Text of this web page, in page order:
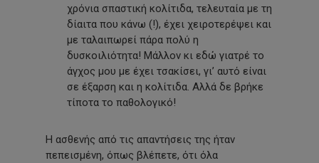
χρόνια σπαστική κολίτιδα, τελευταία με τη
δίαιτα που κάνω (!), έχει χειροτερέψει και
με ταλαιπωρεί πάρα πολύ η
δυσκοιλιότητα! Μάλλον κι εδώ γιατρέ το
άγχος μου με έχει τσακίσει, γι’ αυτό είναι
σε έξαρση και η κολίτιδα. Αλλά δε βρήκε
τίποτα το παθολογικό!
Η ασθενής από τις απαντήσεις της ήταν
πεπεισμένη, όπως βλέπετε, ότι όλα